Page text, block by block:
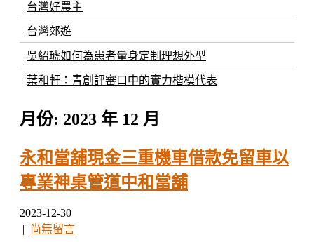
台灣好農主
台灣郊遊
吳紹琥如何為患者量身定制理想外型
葉和軒：青創評審口中的實力楷模代表
月份: 2023 年 12 月
永和當舖現金三重機車借款免留車以
專業神桌管道中和當舖
2023-12-30
|
尚無留言